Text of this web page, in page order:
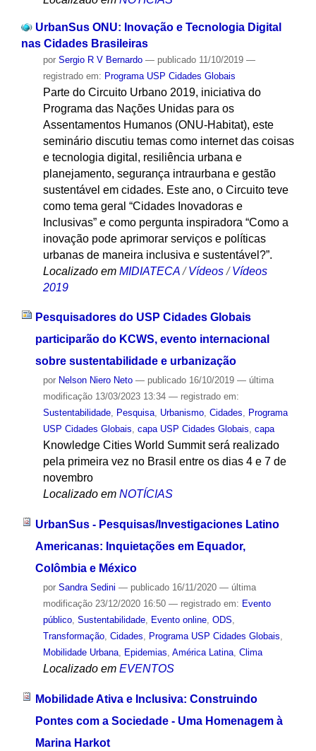
UrbanSus ONU: Inovação e Tecnologia Digital
nas Cidades Brasileiras
por Sergio R V Bernardo — publicado11/10/2019 —
registrado em: Programa USP Cidades Globais
Parte do Circuito Urbano 2019, iniciativa do
Programa das Nações Unidas para os
Assentamentos Humanos (ONU-Habitat), este
seminário discutiu temas como internet das coisas
e tecnologia digital, resiliência urbana e
planejamento, segurança intraurbana e gestão
sustentável em cidades. Este ano, o Circuito teve
como tema geral “Cidades Inovadoras e
Inclusivas” e como pergunta inspiradora “Como a
inovação pode aprimorar serviços e políticas
urbanas de maneira inclusiva e sustentável?”.
Localizado em MIDIATECA /Vídeos /Vídeos
2019
Pesquisadores do USP Cidades Globais
participarão do KCWS, evento internacional
sobre sustentabilidade e urbanização
por Nelson Niero Neto — publicado16/10/2019 — última
modificação13/03/2023 13:34 — registrado em:
Sustentabilidade, Pesquisa, Urbanismo, Cidades, Programa
USP Cidades Globais, capa USP Cidades Globais, capa
Knowledge Cities World Summit será realizado
pela primeira vez no Brasil entre os dias 4 e 7 de
novembro
Localizado em NOTÍCIAS
UrbanSus - Pesquisas/Investigaciones Latino
Americanas: Inquietações em Equador,
Colômbia e México
por Sandra Sedini — publicado16/11/2020 — última
modificação23/12/2020 16:50 — registrado em: Evento
público, Sustentabilidade, Evento online, ODS,
Transformação, Cidades, Programa USP Cidades Globais,
Mobilidade Urbana, Epidemias, América Latina, Clima
Localizado em EVENTOS
Mobilidade Ativa e Inclusiva: Construindo
Pontes com a Sociedade - Uma Homenagem à
Marina Harkot